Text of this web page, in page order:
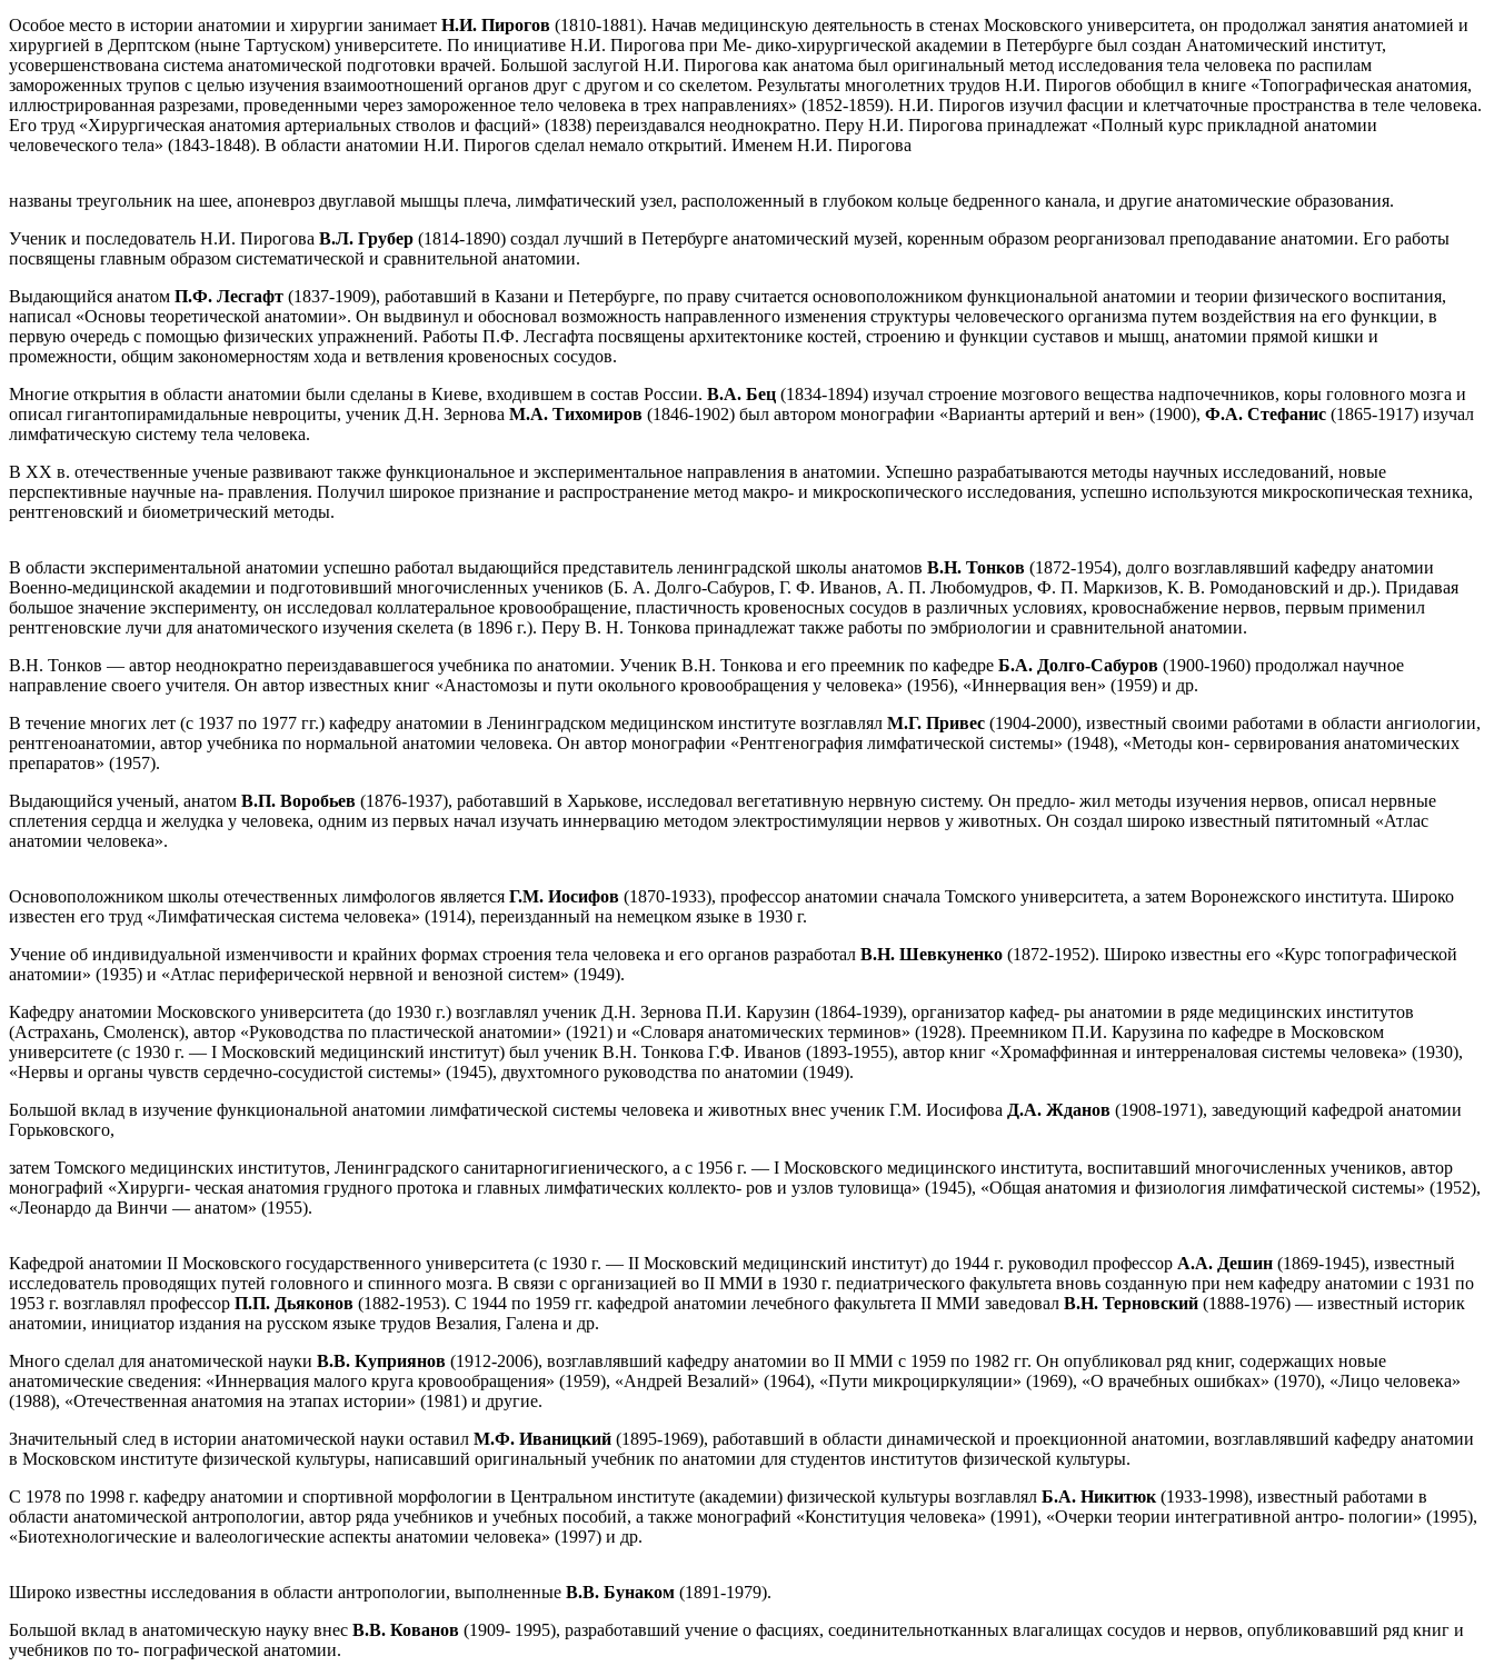
Особое место в истории анатомии и хирургии занимает Н.И. Пирогов (1810-1881). Начав медицинскую деятельность в стенах Московского университета, он продолжал занятия анатомией и
хирургией в Дерптском (ныне Тартуском) университете. По инициативе Н.И. Пирогова при Ме- дико-хирургической академии в Петербурге был создан Анатомический институт,
усовершенствована система анатомической подготовки врачей. Большой заслугой Н.И. Пирогова как анатома был оригинальный метод исследования тела человека по распилам
замороженных трупов с целью изучения взаимоотношений органов друг с другом и со скелетом. Результаты многолетних трудов Н.И. Пирогов обобщил в книге «Топографическая анатомия,
иллюстрированная разрезами, проведенными через замороженное тело человека в трех направлениях» (1852-1859). Н.И. Пирогов изучил фасции и клетчаточные пространства в теле человека.
Его труд «Xирургическая анатомия артериальных стволов и фасций» (1838) переиздавался неоднократно. Перу Н.И. Пирогова принадлежат «Полный курс прикладной анатомии
человеческого тела» (1843-1848). В области анатомии Н.И. Пирогов сделал немало открытий. Именем Н.И. Пирогова
названы треугольник на шее, апоневроз двуглавой мышцы плеча, лимфатический узел, расположенный в глубоком кольце бедренного канала, и другие анатомические образования.
Ученик и последователь Н.И. Пирогова В.Л. Грубер (1814-1890) создал лучший в Петербурге анатомический музей, коренным образом реорганизовал преподавание анатомии. Его работы
посвящены главным образом систематической и сравнительной анатомии.
Выдающийся анатом П.Ф. Лесгафт (1837-1909), работавший в Казани и Петербурге, по праву считается основоположником функциональной анатомии и теории физического воспитания,
написал «Основы теоретической анатомии». Он выдвинул и обосновал возможность направленного изменения структуры человеческого организма путем воздействия на его функции, в
первую очередь с помощью физических упражнений. Работы П.Ф. Лесгафта посвящены архитектонике костей, строению и функции суставов и мышц, анатомии прямой кишки и
промежности, общим закономерностям хода и ветвления кровеносных сосудов.
Многие открытия в области анатомии были сделаны в Киеве, входившем в состав России. В.А. Бец (1834-1894) изучал строение мозгового вещества надпочечников, коры головного мозга и
описал гигантопирамидальные невроциты, ученик Д.Н. Зернова М.А. Тихомиров (1846-1902) был автором монографии «Варианты артерий и вен» (1900), Ф.А. Стефанис (1865-1917) изучал
лимфатическую систему тела человека.
В XX в. отечественные ученые развивают также функциональное и экспериментальное направления в анатомии. Успешно разрабатываются методы научных исследований, новые
перспективные научные на- правления. Получил широкое признание и распространение метод макро- и микроскопического исследования, успешно используются микроскопическая техника,
рентгеновский и биометрический методы.
В области экспериментальной анатомии успешно работал выдающийся представитель ленинградской школы анатомов В.Н. Тонков (1872-1954), долго возглавлявший кафедру анатомии
Военно-медицинской академии и подготовивший многочисленных учеников (Б. А. Долго-Сабуров, Г. Ф. Иванов, А. П. Любомудров, Ф. П. Маркизов, К. В. Ромодановский и др.). Придавая
большое значение эксперименту, он исследовал коллатеральное кровообращение, пластичность кровеносных сосудов в различных условиях, кровоснабжение нервов, первым применил
рентгеновские лучи для анатомического изучения скелета (в 1896 г.). Перу В. Н. Тонкова принадлежат также работы по эмбриологии и сравнительной анатомии.
В.Н. Тонков — автор неоднократно переиздававшегося учебника по анатомии. Ученик В.Н. Тонкова и его преемник по кафедре Б.А. Долго-Сабуров (1900-1960) продолжал научное
направление своего учителя. Он автор известных книг «Анастомозы и пути окольного кровообращения у человека» (1956), «Иннервация вен» (1959) и др.
В течение многих лет (с 1937 по 1977 гг.) кафедру анатомии в Ленинградском медицинском институте возглавлял М.Г. Привес (1904-2000), известный своими работами в области ангиологии,
рентгеноанатомии, автор учебника по нормальной анатомии человека. Он автор монографии «Рентгенография лимфатической системы» (1948), «Методы кон- сервирования анатомических
препаратов» (1957).
Выдающийся ученый, анатом В.П. Воробьев (1876-1937), работавший в Xарькове, исследовал вегетативную нервную систему. Он предло- жил методы изучения нервов, описал нервные
сплетения сердца и желудка у человека, одним из первых начал изучать иннервацию методом электростимуляции нервов у животных. Он создал широко известный пятитомный «Атлас
анатомии человека».
Основоположником школы отечественных лимфологов является Г.М. Иосифов (1870-1933), профессор анатомии сначала Томского университета, а затем Воронежского института. Широко
известен его труд «Лимфатическая система человека» (1914), переизданный на немецком языке в 1930 г.
Учение об индивидуальной изменчивости и крайних формах строения тела человека и его органов разработал В.Н. Шевкуненко (1872-1952). Широко известны его «Курс топографической
анатомии» (1935) и «Атлас периферической нервной и венозной систем» (1949).
Кафедру анатомии Московского университета (до 1930 г.) возглавлял ученик Д.Н. Зернова П.И. Карузин (1864-1939), организатор кафед- ры анатомии в ряде медицинских институтов
(Астрахань, Смоленск), автор «Руководства по пластической анатомии» (1921) и «Словаря анатомических терминов» (1928). Преемником П.И. Карузина по кафедре в Московском
университете (с 1930 г. — I Московский медицинский институт) был ученик В.Н. Тонкова Г.Ф. Иванов (1893-1955), автор книг «Хромаффинная и интерреналовая системы человека» (1930),
«Нервы и органы чувств сердечно-сосудистой системы» (1945), двухтомного руководства по анатомии (1949).
Большой вклад в изучение функциональной анатомии лимфатической системы человека и животных внес ученик Г.М. Иосифова Д.А. Жданов (1908-1971), заведующий кафедрой анатомии
Горьковского,
затем Томского медицинских институтов, Ленинградского санитарногигиенического, а с 1956 г. — I Московского медицинского института, воспитавший многочисленных учеников, автор
монографий «Xирурги- ческая анатомия грудного протока и главных лимфатических коллекто- ров и узлов туловища» (1945), «Общая анатомия и физиология лимфатической системы» (1952),
«Леонардо да Винчи — анатом» (1955).
Кафедрой анатомии II Московского государственного университета (с 1930 г. — II Московский медицинский институт) до 1944 г. руководил профессор А.А. Дешин (1869-1945), известный
исследователь проводящих путей головного и спинного мозга. В связи с организацией во II ММИ в 1930 г. педиатрического факультета вновь созданную при нем кафедру анатомии с 1931 по
1953 г. возглавлял профессор П.П. Дьяконов (1882-1953). С 1944 по 1959 гг. кафедрой анатомии лечебного факультета II ММИ заведовал В.Н. Терновский (1888-1976) — известный историк
анатомии, инициатор издания на русском языке трудов Везалия, Галена и др.
Много сделал для анатомической науки В.В. Куприянов (1912-2006), возглавлявший кафедру анатомии во II ММИ с 1959 по 1982 гг. Он опубликовал ряд книг, содержащих новые
анатомические сведения: «Иннервация малого круга кровообращения» (1959), «Андрей Везалий» (1964), «Пути микроциркуляции» (1969), «О врачебных ошибках» (1970), «Лицо человека»
(1988), «Отечественная анатомия на этапах истории» (1981) и другие.
Значительный след в истории анатомической науки оставил М.Ф. Иваницкий (1895-1969), работавший в области динамической и проекционной анатомии, возглавлявший кафедру анатомии
в Московском институте физической культуры, написавший оригинальный учебник по анатомии для студентов институтов физической культуры.
С 1978 по 1998 г. кафедру анатомии и спортивной морфологии в Центральном институте (академии) физической культуры возглавлял Б.А. Никитюк (1933-1998), известный работами в
области анатомической антропологии, автор ряда учебников и учебных пособий, а также монографий «Конституция человека» (1991), «Очерки теории интегративной антро- пологии» (1995),
«Биотехнологические и валеологические аспекты анатомии человека» (1997) и др.
Широко известны исследования в области антропологии, выполненные В.В. Бунаком (1891-1979).
Большой вклад в анатомическую науку внес В.В. Кованов (1909- 1995), разработавший учение о фасциях, соединительнотканных влагалищах сосудов и нервов, опубликовавший ряд книг и
учебников по то- пографической анатомии.